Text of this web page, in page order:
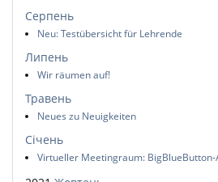
Серпень
Neu: Testübersicht für Lehrende
Липень
Wir räumen auf!
Травень
Neues zu Neuigkeiten
Січень
Virtueller Meetingraum: